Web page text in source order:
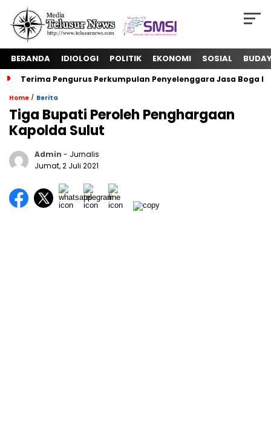
BERANDA IDIOLOGI POLITIK EKONOMI SOSIAL
Terima Pengurus Perkumpulan Penyelenggara Jasa Boga
Home / Berita
Tiga Bupati Peroleh Penghargaan
Kapolda Sulut
Admin - Jurnalis
Jumat, 2 Juli 2021